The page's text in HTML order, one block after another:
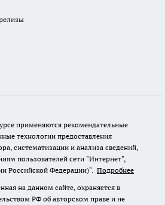
применяются рекомендательные
технологии предоставления
систематизации и анализа сведений,
пользователей сети "Интернет",
Российской Федерации)". Подробнее
на данном сайте, охраняется в
РФ об авторском праве и не